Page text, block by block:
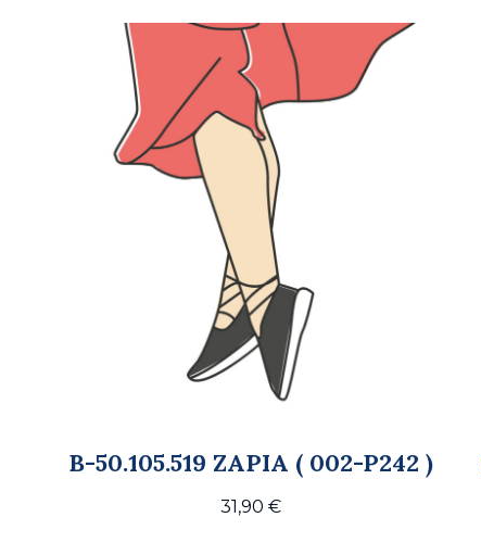
B-50.105.519 ZAPIA ( 002-P242 )
31,90 €